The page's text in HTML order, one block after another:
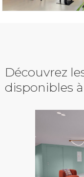
Découvrez
disponibles